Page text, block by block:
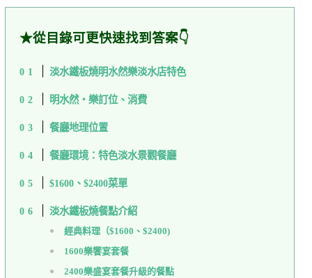
★從目錄可更快速找到答案👇
淡水鐵板燒明水然樂淡水店特色
明水然・樂訂位、消費
餐廳地理位置
餐廳環境：特色淡水景觀餐廳
$1600、$2400菜單
淡水鐵板燒餐點介紹
經典料理（$1600、$2400)
1600樂饗宴套餐
2400樂盛宴套餐升級的餐點